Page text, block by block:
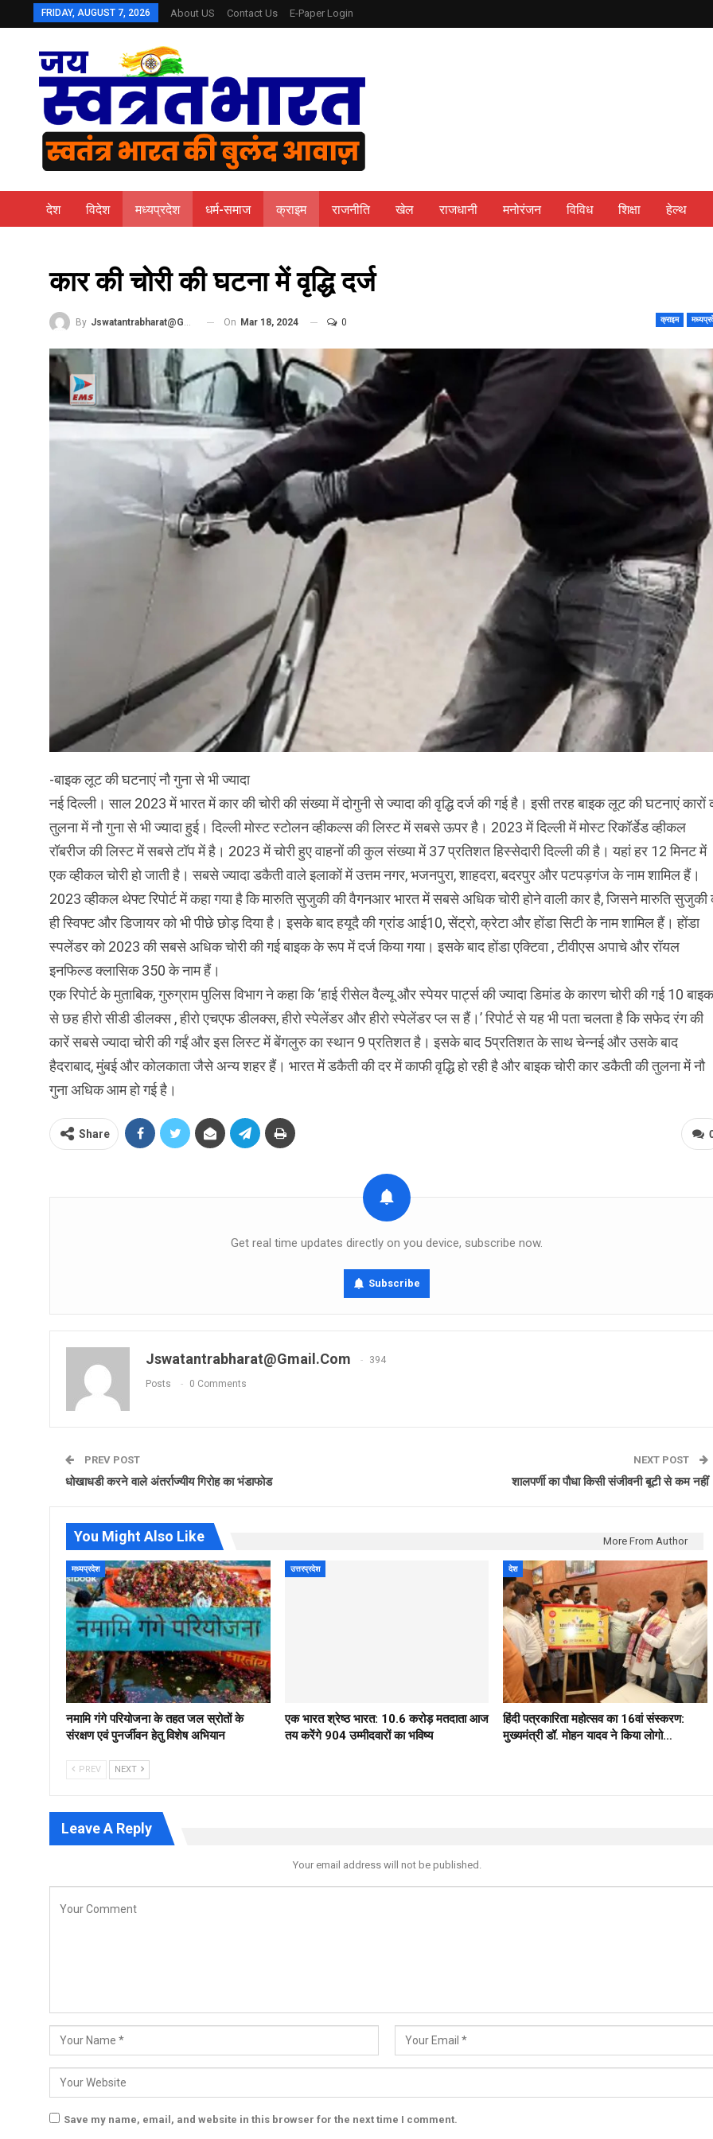
FRIDAY, AUGUST 7, 2026 About US Contact Us E-Paper Login
देश विदेश मध्यप्रदेश धर्म-समाज क्राइम राजनीति खेल राजधानी मनोरंजन विविध शिक्षा हेल्थ
कार की चोरी की घटना में वृद्धि दर्ज
क्राइम
By Jswatantrabharat@gmail.com On Mar 18, 2024 0
-बाइक लूट की घटनाएं नौ गुना से भी ज्यादा
नई दिल्ली। साल 2023 में भारत में कार की चोरी की संख्या में दोगुनी से ज्यादा की वृद्धि दर्ज की गई है। इसी तरह बाइक लूट की घटनाएं कारों
तुलना में नौ गुना से भी ज्यादा हुई। दिल्ली मोस्ट स्टोलन व्हीकल्स की लिस्ट में सबसे ऊपर है। 2023 में दिल्ली में मोस्ट रिकॉर्डेड व्हीकल
रॉबरीज की लिस्ट में सबसे टॉप में है। 2023 में चोरी हुए वाहनों की कुल संख्या में 37 प्रतिशत हिस्सेदारी दिल्ली की है। यहां हर 12 मिनट में
एक व्हीकल चोरी हो जाती है। सबसे ज्यादा डकैती वाले इलाकों में उत्तम नगर, भजनपुरा, शाहदरा, बदरपुर और पटपड़गंज के नाम शामिल हैं।
2023 व्हीकल थेफ्ट रिपोर्ट में कहा गया है कि मारुति सुजुकी की वैगनआर भारत में सबसे अधिक चोरी होने वाली कार है, जिसने मारुति सुजुकी
ही स्विफ्ट और डिजायर को भी पीछे छोड़ दिया है। इसके बाद हयूदै की ग्रांड आई10, सेंट्रो, क्रेटा और होंडा सिटी के नाम शामिल हैं। होंडा
स्पलेंडर को 2023 की सबसे अधिक चोरी की गई बाइक के रूप में दर्ज किया गया। इसके बाद होंडा एक्टिवा , टीवीएस अपाचे और रॉयल
इनफिल्ड क्लासिक 350 के नाम हैं।
एक रिपोर्ट के मुताबिक, गुरुग्राम पुलिस विभाग ने कहा कि ‘हाई रीसेल वैल्यू और स्पेयर पार्ट्स की ज्यादा डिमांड के कारण चोरी की गई 10
से छह हीरो सीडी डीलक्स , हीरो एचएफ डीलक्स, हीरो स्पेलेंडर और हीरो स्पेलेंडर प्ल स हैं।’ रिपोर्ट से यह भी पता चलता है कि सफेद रंग की
कारें सबसे ज्यादा चोरी की गईं और इस लिस्ट में बेंगलुरु का स्थान 9 प्रतिशत है। इसके बाद 5प्रतिशत के साथ चेन्नई और उसके बाद
हैदराबाद, मुंबई और कोलकाता जैसे अन्य शहर हैं। भारत में डकैती की दर में काफी वृद्धि हो रही है और बाइक चोरी कार डकैती की तुलना में नौ
गुना अधिक आम हो गई है।
Share
Get real time updates directly on you device, subscribe now.
Subscribe
Jswatantrabharat@gmail.com 394
Posts 0 Comments
PREV POST
धोखाधडी करने वाले अंतर्राज्यीय गिरोह का भंडाफोड
NEXT POST
शालपर्णी का पौधा किसी संजीवनी बूटी से कम नहीं
You Might Also Like More From Author
मध्यप्रदेश
नमामि गंगे परियोजना के तहत जल स्रोतों के
संरक्षण एवं पुनर्जीवन हेतु विशेष अभियान
उत्तरप्रदेश
एक भारत श्रेष्ठ भारत: 10.6 करोड़ मतदाता आज
तय करेंगे 904 उम्मीदवारों का भविष्य
देश
हिंदी पत्रकारिता महोत्सव का 16वां संस्करण:
मुख्यमंत्री डॉ. मोहन यादव ने किया लोगो…
PREV NEXT
Leave A Reply
Your email address will not be published.
Save my name, email, and website in this browser for the next time I comment.